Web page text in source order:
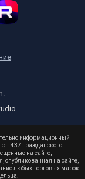
информационный
ст. 437 Гражданского
на сайте,
опубликованная на сайте,
любых торговых марок